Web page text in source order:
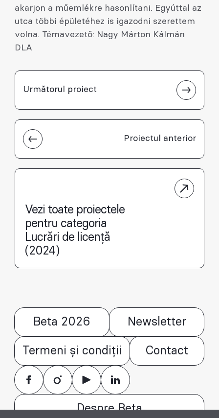
akarjon a műemlékre hasonlítani. Egyúttal az
utca többi épületéhez is igazodni szerettem
volna. Témavezető: Nagy Márton Kálmán
DLA
Proiectul anterior
Următorul proiect
Vezi toate proiectele
pentru categoria
Lucrări de licență
(2024)
Beta 2026 Newsletter
Termeni și condiții Contact
Despre Beta